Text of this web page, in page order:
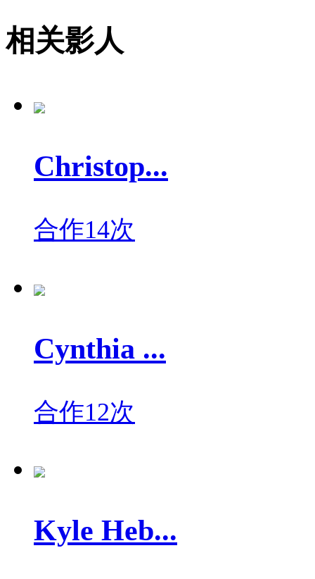
相关影人
Christop...
合作14次
Cynthia ...
合作12次
Kyle Heb...